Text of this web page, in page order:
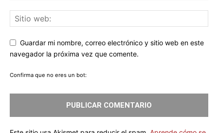
Guardar mi nombre, correo electrónico y sitio web en este
navegador la próxima vez que comente.
Confirma que no eres un bot: